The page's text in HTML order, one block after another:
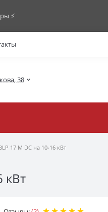
⚡️
38
17 M DC на 10-16 кВт
кВт